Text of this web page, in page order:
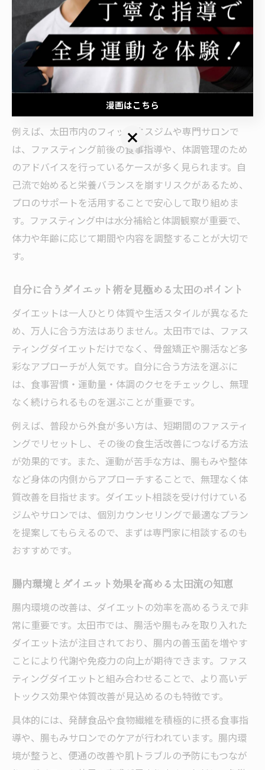
せずに内臓を休ませることで、代謝のリセットや体質改
善を目指す方法です。太田市でも、こうしたファスティ
ングを取り入れて健康的に痩せたいという女性が増えて
います。成功のポイントは、専門的な知識を持つトレー
ナーや施設のサポートを受けながら、自分の体調や生活
リズムに合わせて無理なく実践することです。
例えば、太田市内のフィットネスジムや専門サロンで
は、ファスティング前後の食事指導や、体調管理のため
のアドバイスを行っているケースが多く見られます。自
己流で始めると栄養バランスを崩すリスクがあるため、
プロのサポートを活用することで安心して取り組めま
す。ファスティング中は水分補給と体調観察が重要で、
体力や年齢に応じて期間や内容を調整することが大切で
す。
自分に合うダイエット術を見極める太田のポイント
ダイエットは一人ひとり体質や生活スタイルが異なるた
め、万人に合う方法はありません。太田市では、ファス
ティングダイエットだけでなく、骨盤矯正や腸活など多
彩なアプローチが人気です。自分に合う方法を選ぶに
は、食事習慣・運動量・体調のクセをチェックし、無理
なく続けられるものを選ぶことが重要です。
例えば、普段から外食が多い方は、短期間のファスティ
ングでリセットし、その後の食生活改善につなげる方法
が効果的です。また、運動が苦手な方は、腸もみや整体
など身体の内側からアプローチすることで、無理なく体
質改善を目指せます。ダイエット相談を受け付けている
ジムやサロンでは、個別カウンセリングで最適なプラン
を提案してもらえるので、まずは専門家に相談するのも
おすすめです。
腸内環境とダイエット効果を高める太田流の知恵
腸内環境の改善は、ダイエットの効率を高めるうえで非
常に重要です。太田市では、腸活や腸もみを取り入れた
ダイエット法が注目されており、腸内の善玉菌を増やす
ことにより代謝や免疫力の向上が期待できます。ファス
ティングダイエットと組み合わせることで、より高いデ
トックス効果や体質改善が見込めるのも特徴です。
具体的には、発酵食品や食物繊維を積極的に摂る食事指
導や、腸もみサロンでのケアが行われています。腸内環
境が整うと、便通の改善や肌トラブルの予防にもつなが
漫画はこちら
漫画はこちら